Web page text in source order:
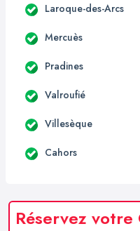
Laroque-des-Arcs
Mercuès
Pradines
Valroufié
Villesèque
Cahors
Réservez